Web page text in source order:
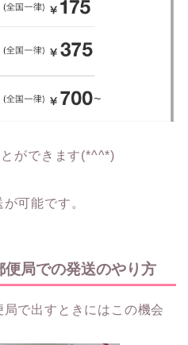
ができます(*^^*)
可能です。
局での発送のやり方
で出すときにはこの機会